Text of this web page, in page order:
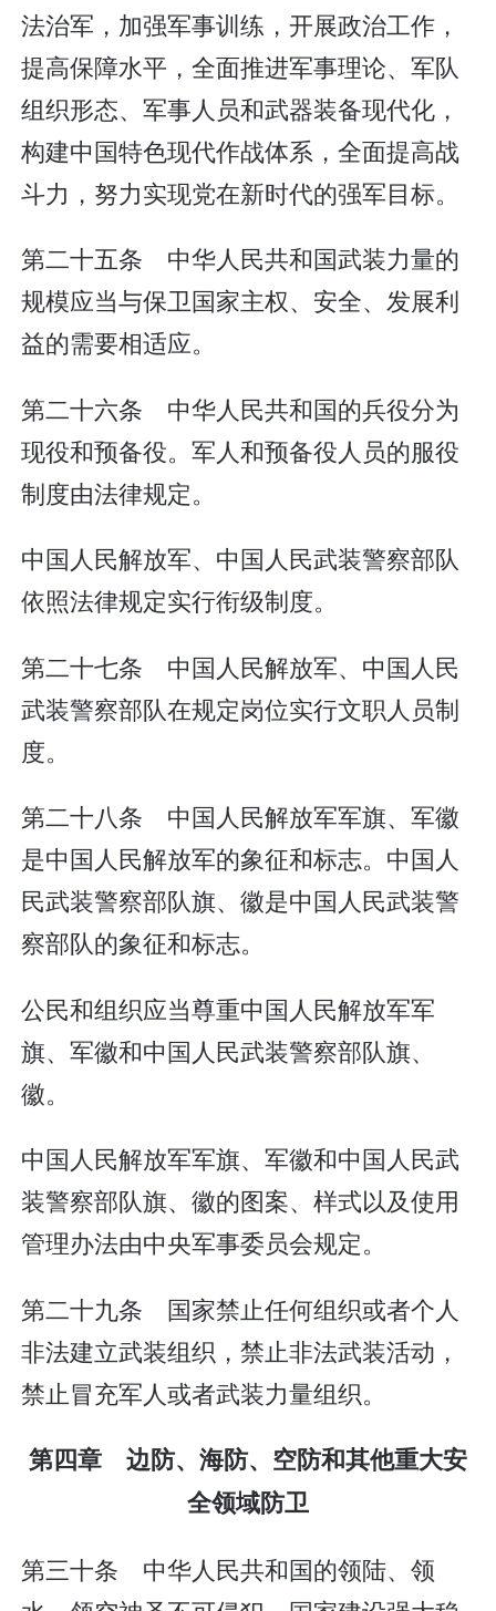
法治军，加强军事训练，开展政治工作，
提高保障水平，全面推进军事理论、军队
组织形态、军事人员和武器装备现代化，
构建中国特色现代作战体系，全面提高战
斗力，努力实现党在新时代的强军目标。
第二十五条 中华人民共和国武装力量的
规模应当与保卫国家主权、安全、发展利
益的需要相适应。
第二十六条 中华人民共和国的兵役分为
现役和预备役。军人和预备役人员的服役
制度由法律规定。
中国人民解放军、中国人民武装警察部队
依照法律规定实行衔级制度。
第二十七条 中国人民解放军、中国人民
武装警察部队在规定岗位实行文职人员制
度。
第二十八条 中国人民解放军军旗、军徽
是中国人民解放军的象征和标志。中国人
民武装警察部队旗、徽是中国人民武装警
察部队的象征和标志。
公民和组织应当尊重中国人民解放军军
旗、军徽和中国人民武装警察部队旗、
徽。
中国人民解放军军旗、军徽和中国人民武
装警察部队旗、徽的图案、样式以及使用
管理办法由中央军事委员会规定。
第二十九条 国家禁止任何组织或者个人
非法建立武装组织，禁止非法武装活动，
禁止冒充军人或者武装力量组织。
第四章 边防、海防、空防和其他重大安
全领域防卫
第三十条 中华人民共和国的领陆、领